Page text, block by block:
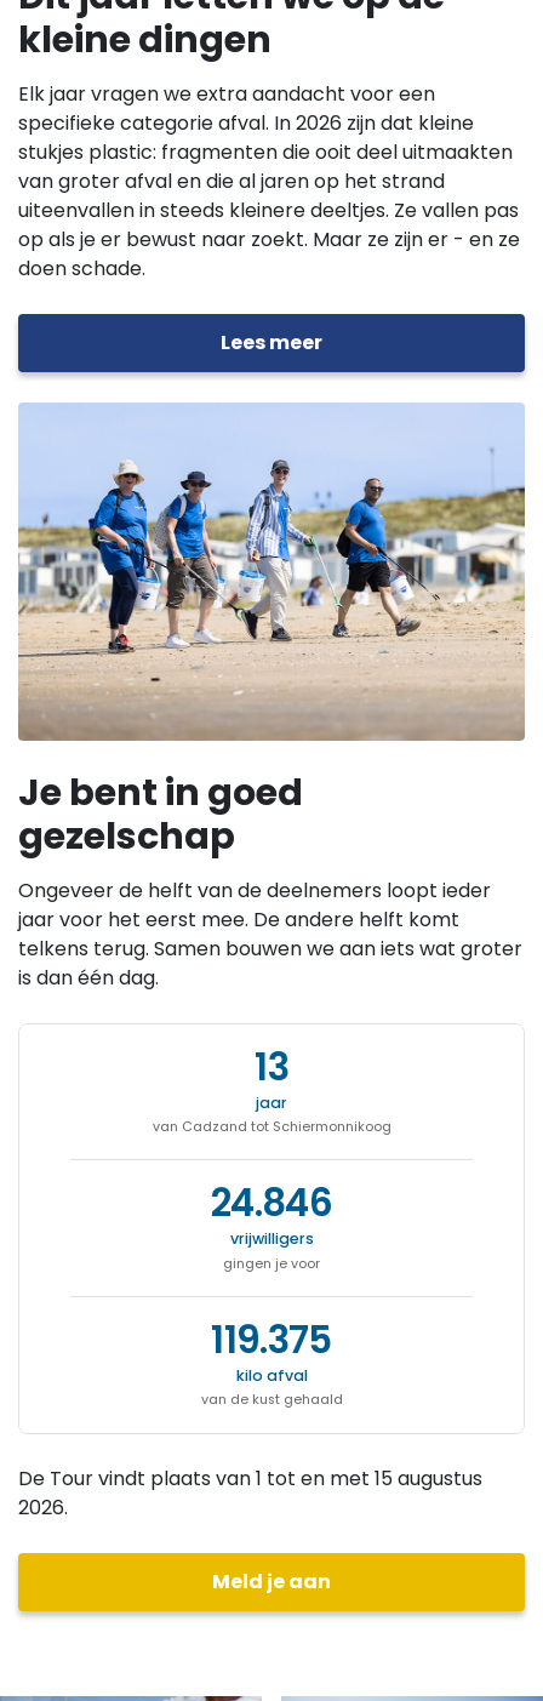
kleine dingen
Elk jaar vragen we extra aandacht voor een
specifieke categorie afval. In 2026 zijn dat kleine
stukjes plastic: fragmenten die ooit deel uitmaakten
van groter afval en die al jaren op het strand
uiteenvallen in steeds kleinere deeltjes. Ze vallen pas
op als je er bewust naar zoekt. Maar ze zijn er - en ze
doen schade.
Lees meer
Je bent in goed
gezelschap
Ongeveer de helft van de deelnemers loopt ieder
jaar voor het eerst mee. De andere helft komt
telkens terug. Samen bouwen we aan iets wat groter
is dan één dag.
13
jaar
van Cadzand tot Schiermonnikoog
24.846
vrijwilligers
gingen je voor
119.375
kilo afval
van de kust gehaald
De Tour vindt plaats van 1 tot en met 15 augustus
2026.
Meld je aan